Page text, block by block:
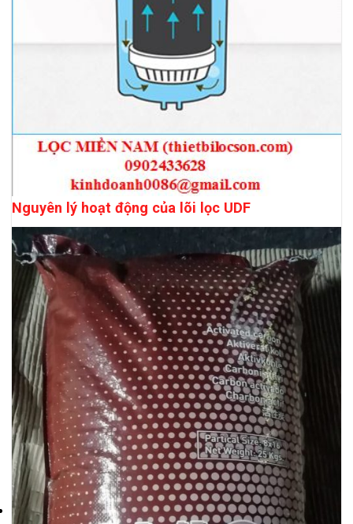
Nguyên lý hoạt động của lõi lọc UDF